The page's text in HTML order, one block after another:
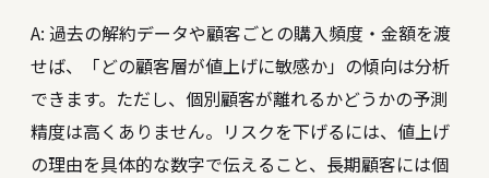
A: 過去の解約データや顧客ごとの購入頻度・金額を渡
せば、「どの顧客層が値上げに敏感か」の傾向は分析
できます。ただし、個別顧客が離れるかどうかの予測
精度は高くありません。リスクを下げるには、値上げ
の理由を具体的な数字で伝えること、長期顧客には個